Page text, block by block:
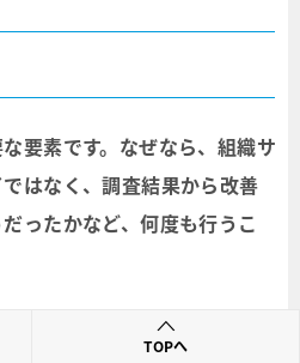
要素です。なぜなら、組織サ
はなく、調査結果から改善
ったかなど、何度も行うこ
ルを導入してしまうと従業
TOPへ